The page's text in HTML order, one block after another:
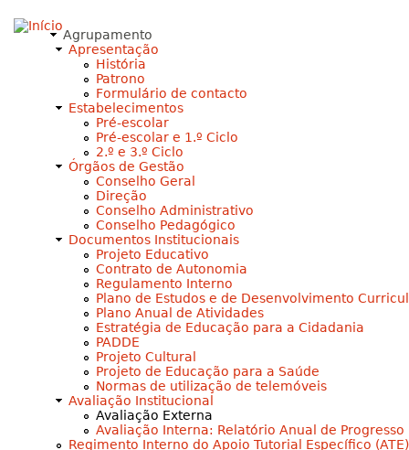
Agrupamento
Apresentação
História
Patrono
Formulário de contacto
Estabelecimentos
Pré-escolar
Pré-escolar e 1.º Ciclo
2.º e 3.º Ciclo
Órgãos de Gestão
Conselho Geral
Direção
Conselho Administrativo
Conselho Pedagógico
Documentos Institucionais
Projeto Educativo
Contrato de Autonomia
Regulamento Interno
Plano de Estudos e de Desenvolvimento
Plano Anual de Atividades
Estratégia de Educação para a Cidadania
PADDE
Projeto Cultural
Projeto de Educação para a Saúde
Normas de utilização de telemóveis
Avaliação Institucional
Avaliação Externa
Avaliação Interna: Relatório Anual de Progresso
Regimento Interno do Apoio Tutorial Específico (ATE)